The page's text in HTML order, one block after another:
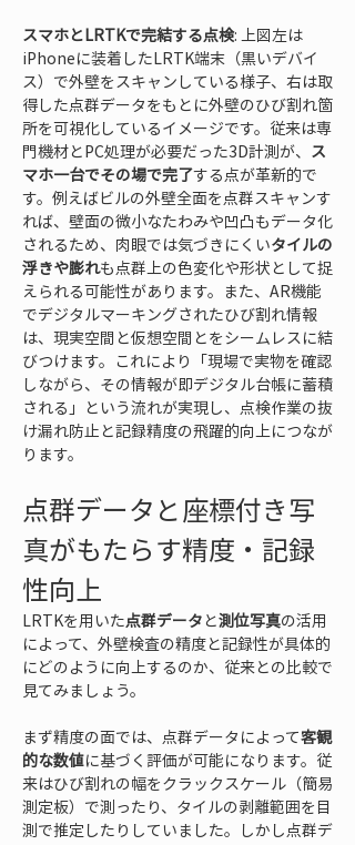
スマホとLRTKで完結する点検: 上図左は
iPhoneに装着したLRTK端末（黒いデバイ
ス）で外壁をスキャンしている様子、右は取
得した点群データをもとに外壁のひび割れ箇
所を可視化しているイメージです。従来は専
門機材とPC処理が必要だった3D計測が、 ス
マホ一台でその場で完了する点が革新的で
す。例えばビルの外壁全面を点群スキャンす
れば、壁面の微小なたわみや凹凸もデータ化
されるため、肉眼では気づきにくいタイルの
浮きや膨れも点群上の色変化や形状として捉
えられる可能性があります。また、AR機能
でデジタルマーキングされたひび割れ情報
は、現実空間と仮想空間とをシームレスに結
びつけます。これにより「現場で実物を確認
しながら、その情報が即デジタル台帳に蓄積
される」という流れが実現し、点検作業の抜
け漏れ防止と記録精度の飛躍的向上につなが
ります。
点群データと座標付き写
真がもたらす精度・記録
性向上
LRTKを用いた点群データ と測位写真の活用
によって、外壁検査の精度と記録性が具体的
にどのように向上するのか、従来との比較で
見てみましょう。
まず精度の面では、点群データによって客観
的な数値に基づく評価が可能になります。従
来はひび割れの幅をクラックスケール（簡易
測定板）で測ったり、タイルの剥離範囲を目
測で推定したりしていました。しかし点群デ